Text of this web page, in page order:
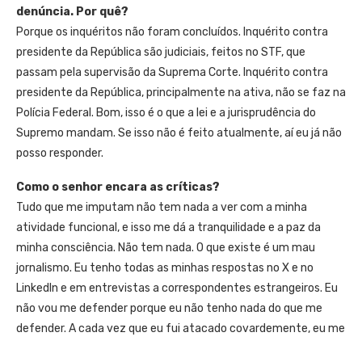
denúncia. Por quê?
Porque os inquéritos não foram concluídos. Inquérito contra
presidente da República são judiciais, feitos no STF, que
passam pela supervisão da Suprema Corte. Inquérito contra
presidente da República, principalmente na ativa, não se faz na
Polícia Federal. Bom, isso é o que a lei e a jurisprudência do
Supremo mandam. Se isso não é feito atualmente, aí eu já não
posso responder.
Como o senhor encara as críticas?
Tudo que me imputam não tem nada a ver com a minha
atividade funcional, e isso me dá a tranquilidade e a paz da
minha consciência. Não tem nada. O que existe é um mau
jornalismo. Eu tenho todas as minhas respostas no X e no
LinkedIn e em entrevistas a correspondentes estrangeiros. Eu
não vou me defender porque eu não tenho nada do que me
defender. A cada vez que eu fui atacado covardemente, eu me